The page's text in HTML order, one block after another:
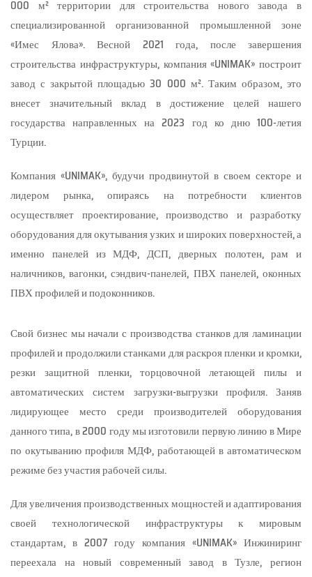
000 м² территории для строительства нового завода в
специализированной организованной промышленной зоне
«Имес Ялова». Весной 2021 года, после завершения
строительства инфраструктуры, компания «UNIMAK» построит
завод с закрытой площадью 30 000 м². Таким образом, это
внесет значительный вклад в достижение целей нашего
государства направленных на 2023 год ко дню 100-летия
Турции.
Компания «UNIMAK», будучи продвинутой в своем секторе и
лидером рынка, опираясь на потребности клиентов
осуществляет проектирование, производство и разработку
оборудования для окутывания узких и широких поверхностей, а
именно панелей из МДФ, ДСП, дверных полотен, рам и
наличников, вагонки, сэндвич-панелей, ПВХ панелей, оконных
ПВХ профилей и подоконников.
Свой бизнес мы начали с производства станков для ламинации
профилей и продолжили станками для раскроя пленки и кромки,
резки защитной пленки, торцовочной летающей пилы и
автоматических систем загрузки-выгрузки профиля. Заняв
лидирующее место среди производителей оборудования
данного типа, в 2000 году мы изготовили первую линию в Мире
по окутыванию профиля МДФ, работающей в автоматическом
режиме без участия рабочей силы.
Для увеличения производственных мощностей и адаптирования
своей технологической инфраструктуры к мировым
стандартам, в 2007 году компания «UNIMAK» Инжиниринг
переехала на новый современный завод в Тузле, регион